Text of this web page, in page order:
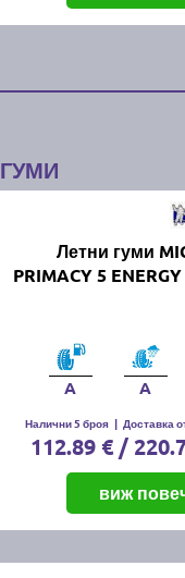
Летни гуми
PRIMACY 5
A A
Налични 5 броя | Доставка
112.89 € /
виж